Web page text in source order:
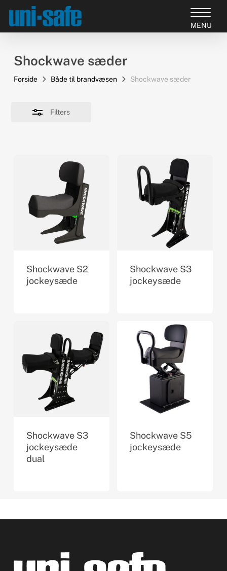
main
Shockwave sæder
Forside Både til brandvæsen Shockwave sæder
Filters
Close
Filters
Shockwave S2
jockeysæde
Shockwave S3
jockeysæde
Shockwave S3
jockeysæde
dual
Shockwave S5
jockeysæde
Close